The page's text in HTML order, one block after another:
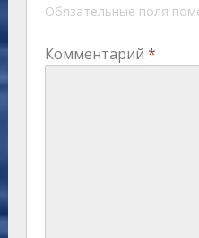
Обязательные поля
Комментарий *